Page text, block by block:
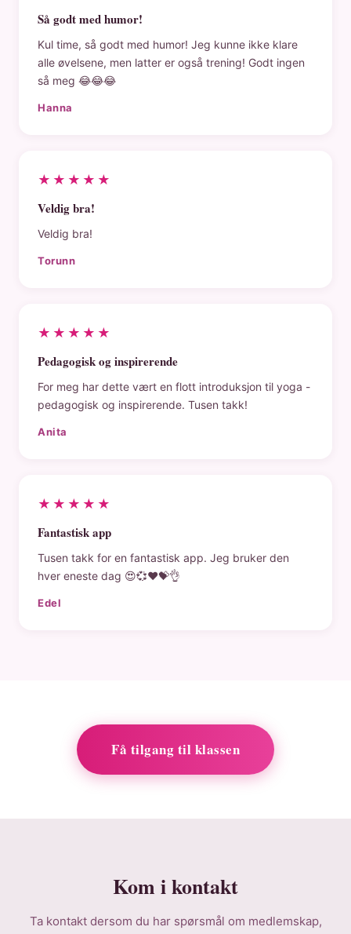
Så godt med humor!
Kul time, så godt med humor! Jeg kunne ikke klare
alle øvelsene, men latter er også trening! Godt ingen
så meg 😂😂😂
Hanna
★★★★★
Veldig bra!
Veldig bra!
Torunn
★★★★★
Pedagogisk og inspirerende
For meg har dette vært en flott introduksjon til yoga -
pedagogisk og inspirerende. Tusen takk!
Anita
★★★★★
Fantastisk app
Tusen takk for en fantastisk app. Jeg bruker den
hver eneste dag 😍💞❤️💝👌
Edel
Få tilgang til klassen
Kom i kontakt
Ta kontakt dersom du har spørsmål om medlemskap,